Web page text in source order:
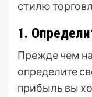
стилю
1.
Прежде чем
определите
прибыль вы